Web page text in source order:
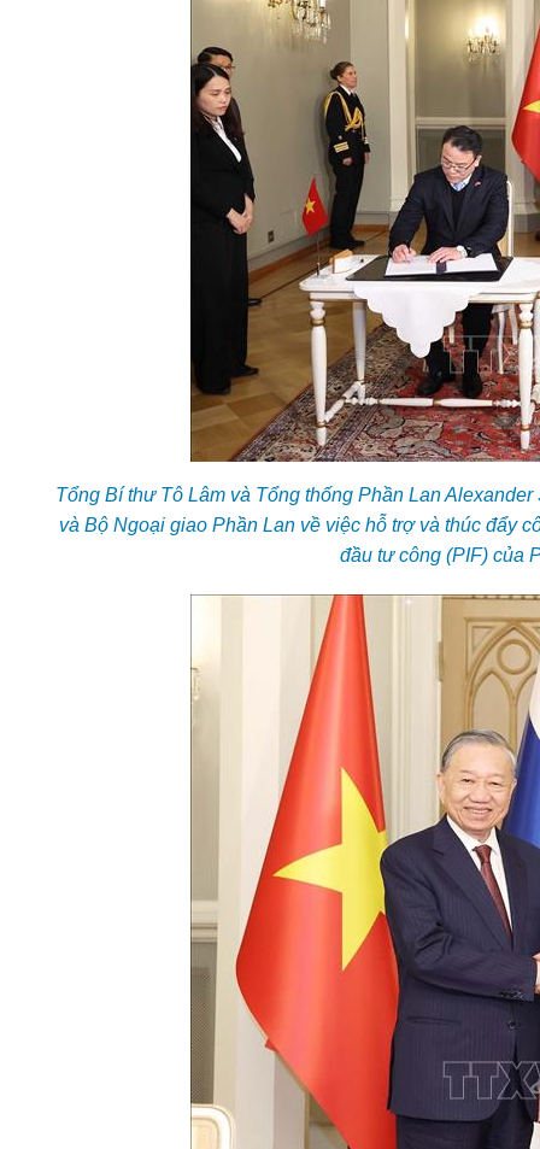
Tổng Bí thư Tô Lâm và Tổng thống Phần Lan
và Bộ Ngoại giao Phần Lan về việc hỗ trợ và thúc đẩy
đầu tư công (PIF) của